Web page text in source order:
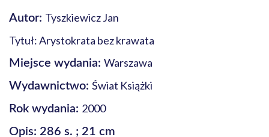
Autor: Tyszkiewicz Jan
Tytuł: Arystokrata bez krawata
Miejsce wydania: Warszawa
Wydawnictwo: Świat Książki
Rok wydania: 2000
Opis: 286 s. ; 21 cm